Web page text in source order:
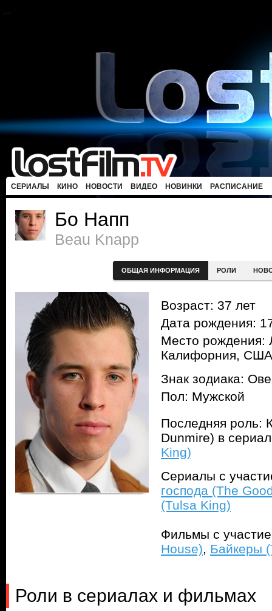
СЕРИАЛЫ КИНО НОВОСТИ ВИДЕО НОВИНКИ РАСПИСАНИЕ
Бо Напп
Beau Knapp
ОБЩАЯ ИНФОРМАЦИЯ РОЛИ
Возраст: 37 лет
Дата рождения:
Место рождения:
Калифорния, США
Знак зодиака:
Пол: Мужской
Последняя роль:
Dunmire) в
King)
Сериалы с
господа (The
(Tulsa King)
Фильмы с
House), Байкеры
Роли в сериалах и фильмах